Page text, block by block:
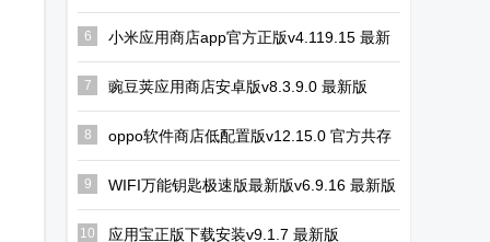
6
小米应用商店app官方正版v4.119.15 最新
版
7 豌豆荚应用商店安卓版v8.3.9.0 最新版
8
oppo软件商店低配置版v12.15.0 官方共存
版
9 WIFI万能钥匙极速版最新版v6.9.16 最新版
10 应用宝正版下载安装v9.1.7 最新版